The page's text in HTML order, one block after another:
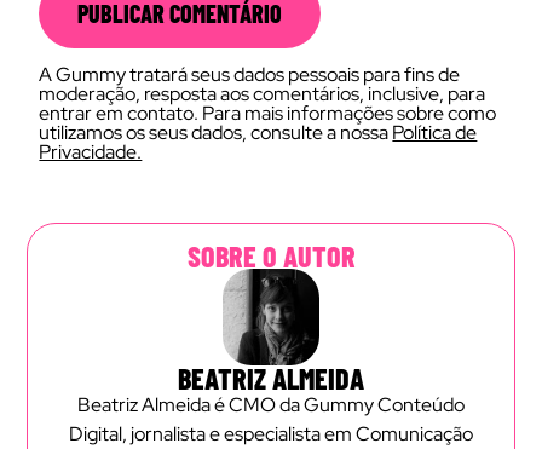
A Gummy tratará seus dados pessoais para fins de
moderação, resposta aos comentários, inclusive, para
entrar em contato. Para mais informações sobre como
utilizamos os seus dados, consulte a nossaPolítica de
Privacidade.
SOBRE O AUTOR
BEATRIZ ALMEIDA
Beatriz Almeida é CMO da Gummy Conteúdo
Digital, jornalista e especialista em Comunicação